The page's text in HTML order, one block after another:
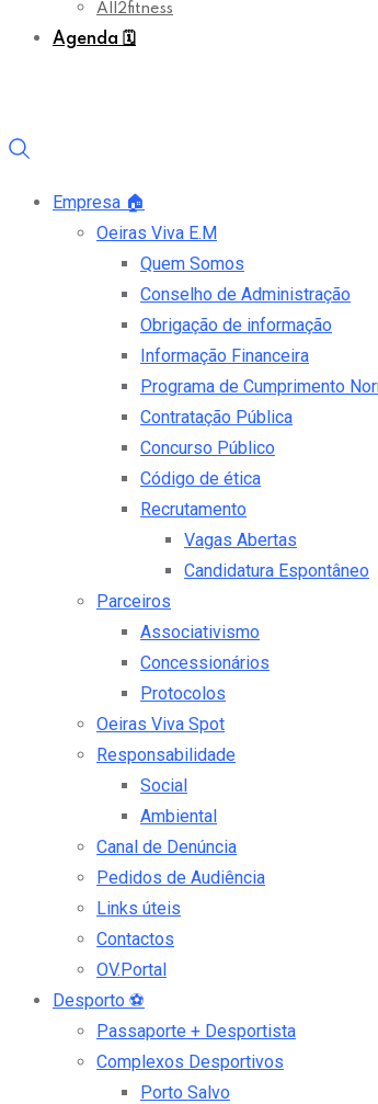
All2fitness
Agenda 🗓️
Empresa 🏠
Oeiras Viva E.M
Quem Somos
Conselho de Administração
Obrigação de informação
Informação Financeira
Programa de Cumprimento
Contratação Pública
Concurso Público
Código de ética
Recrutamento
Vagas Abertas
Candidatura Espontâneo
Parceiros
Associativismo
Concessionários
Protocolos
Oeiras Viva Spot
Responsabilidade
Social
Ambiental
Canal de Denúncia
Pedidos de Audiência
Links úteis
Contactos
OV.Portal
Desporto ⚽
Passaporte + Desportista
Complexos Desportivos
Porto Salvo